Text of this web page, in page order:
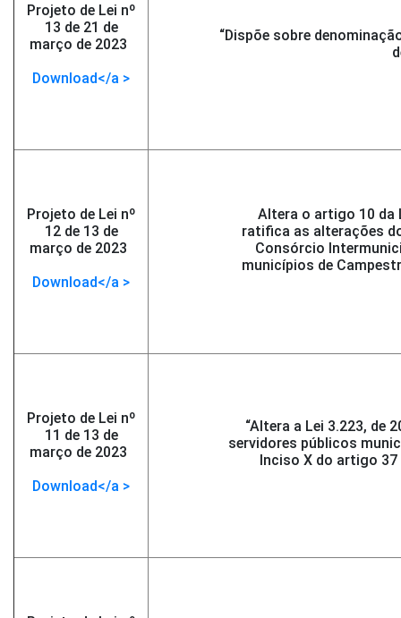
Projeto de Lei nº
13 de 21 de
março de 2023
Download</a >
“Dispõe sobre
Projeto de Lei nº
12 de 13 de
março de 2023
Download</a >
Altera o artigo 10 da
ratifica as alterações
Consórcio
municípios de
Projeto de Lei nº
11 de 13 de
março de 2023
Download</a >
“Altera a Lei 3.223, de
servidores públicos
Inciso X do artigo